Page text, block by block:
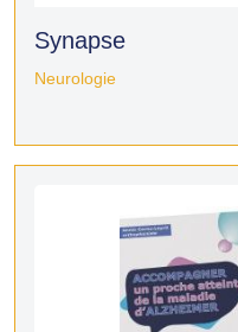
Synapse
Neurologie